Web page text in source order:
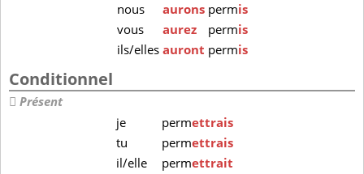
nous
aurons permis
vous
aurez permis
ils/elles auront permis
Conditionnel
Présent
je
permettrais
tu
permettrais
il/elle
permettrait